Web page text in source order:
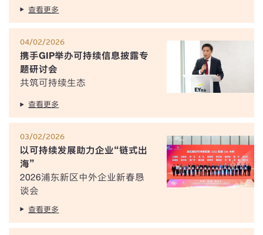
查看更多
04/02/2026
携手GIP举办可持续信息披露专
题研讨会
共筑可持续生态
查看更多
03/02/2026
以可持续发展助力企业“链式出
海”
2026浦东新区中外企业新春恳
谈会
查看更多